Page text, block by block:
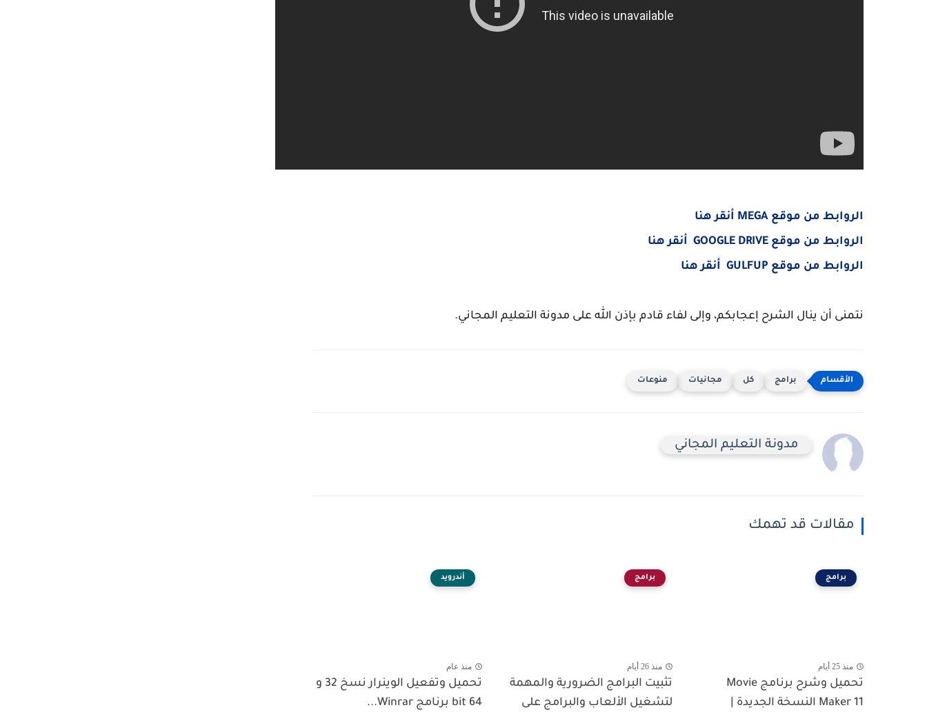
الروابط من موقع MEGA أنقر هنا
الروابط من موقع GOOGLE DRIVE أنقر هنا
الروابط من موقع GULFUP أنقر هنا
نتمنى أن ينال الشرح إعجابكم، وإلى لفاء قادم بإذن الله على مدونة التعليم المجاني.
برامج كل مجانيات منوعات
مدونة التعليم المجاني
مقالات قد تهمك
برامج
منذ 25 أيام
تحميل وشرح برنامج Movie
Maker 11 النسخة الجديدة |
برامج
منذ 26 أيام
تثبيت البرامج الضرورية والمهمة
لتشغيل الألعاب والبرامج على
أندرويد
منذ عام
تحميل وتفعيل الوينرار نسخ 32 و
64 bit برنامج Winrar...